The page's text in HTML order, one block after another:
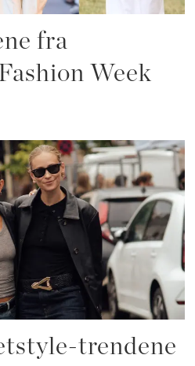
fra
Week
trendene